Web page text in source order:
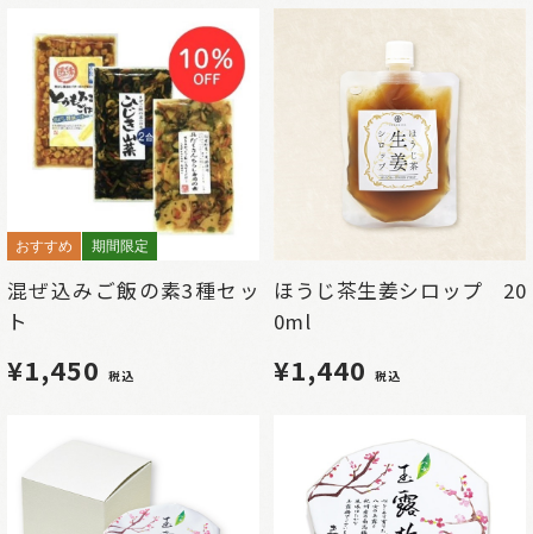
おすすめ 期間限定
混ぜ込みご飯の素3種セッ
ト
¥1,450 税込
ほうじ茶生姜シロップ 20
0ml
¥1,440 税込